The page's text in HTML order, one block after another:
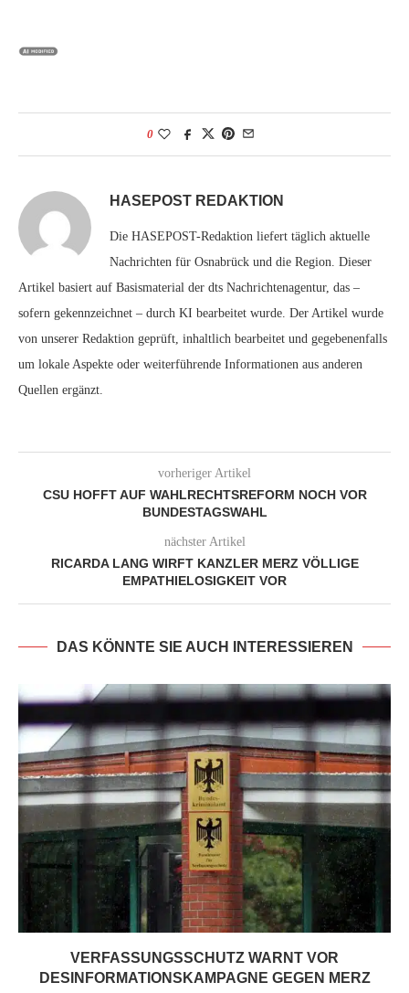
0
HASEPOST REDAKTION
Die HASEPOST-Redaktion liefert täglich aktuelle
Nachrichten für Osnabrück und die Region. Dieser
Artikel basiert auf Basismaterial der dts Nachrichtenagentur, das –
sofern gekennzeichnet – durch KI bearbeitet wurde. Der Artikel wurde
von unserer Redaktion geprüft, inhaltlich bearbeitet und gegebenenfalls
um lokale Aspekte oder weiterführende Informationen aus anderen
Quellen ergänzt.
vorheriger Artikel
CSU HOFFT AUF WAHLRECHTSREFORM NOCH VOR
BUNDESTAGSWAHL
nächster Artikel
RICARDA LANG WIRFT KANZLER MERZ VÖLLIGE
EMPATHIELOSIGKEIT VOR
DAS KÖNNTE SIE AUCH INTERESSIEREN
VERFASSUNGSSCHUTZ WARNT VOR
DESINFORMATIONSKAMPAGNE GEGEN MERZ